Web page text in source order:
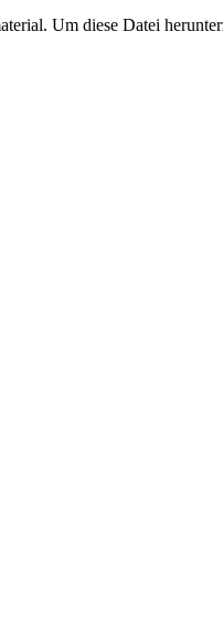
Um diese Datei